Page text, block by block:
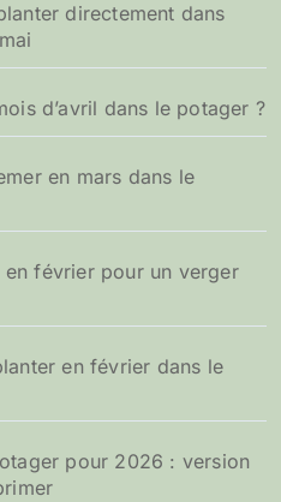
directement dans
d’avril dans le potager ?
en mars dans le
février pour un verger
en février dans le
pour 2026 : version